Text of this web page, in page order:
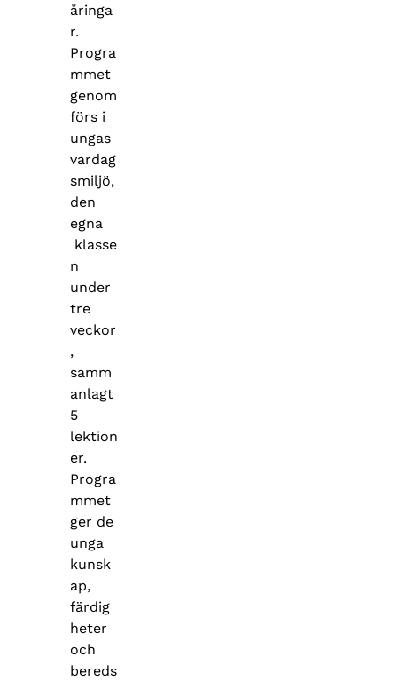
åringa
r.
Progra
mmet
genom
förs i
ungas
vardag
smiljö,
den
egna
klasse
n
under
tre
veckor
,
samm
anlagt
5
lektion
er.
Progra
mmet
ger de
unga
kunsk
ap,
färdig
heter
och
bereds